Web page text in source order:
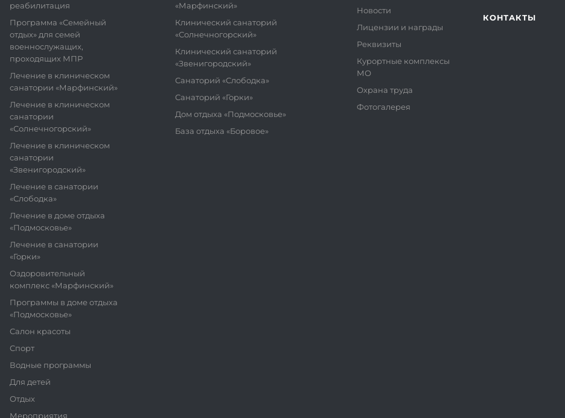
реабилитация
Программа «Семейный
отдых» для семей
военнослужащих,
проходящих МПР
Лечение в клиническом
санатории «Марфинский»
Лечение в клиническом
санатории
«Солнечногорский»
Лечение в клиническом
санатории
«Звенигородский»
Лечение в санатории
«Слободка»
Лечение в доме отдыха
«Подмосковье»
Лечение в санатории
«Горки»
Оздоровительный
комплекс «Марфинский»
Программы в доме отдыха
«Подмосковье»
Салон красоты
Спорт
Водные программы
Для детей
Отдых
Мероприятия
«Марфинский»
Клинический санаторий
«Солнечногорский»
Клинический санаторий
«Звенигородский»
Санаторий «Слободка»
Санаторий «Горки»
Дом отдыха «Подмосковье»
База отдыха «Боровое»
Новости
Лицензии и награды
Реквизиты
Курортные комплексы
МО
Охрана труда
Фотогалерея
КОНТАКТЫ